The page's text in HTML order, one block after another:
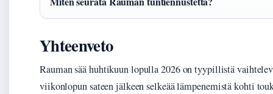
Yhteenveto
Rauman sää huhtikuun lopulla 2026 on tyypillistä
viikonlopun sateen jälkeen selkeää lämpenemistä kohti